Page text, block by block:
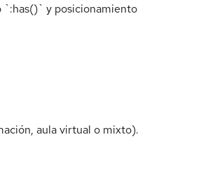
`:has()` y posicionamiento
aula virtual o mixto).